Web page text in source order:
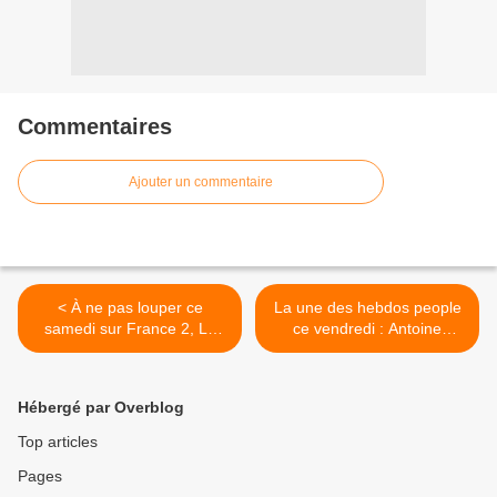
Commentaires
Ajouter un commentaire
< À ne pas louper ce
samedi sur France 2, Le
voyage de Sacha. Un
handicapé.
La une des hebdos people
ce vendredi : Antoine
Dupont, Iris Mittenaere,
Hébergé par Overblog
Top articles
Pages